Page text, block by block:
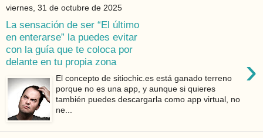
viernes, 31 de octubre de 2025
La sensación de ser “El último
en enterarse” la puedes evitar
con la guía que te coloca por
delante en tu propia zona
›
El concepto de sitiochic.es está ganado terreno
porque no es una app, y aunque si quieres
también puedes descargarla como app virtual, no
ne...